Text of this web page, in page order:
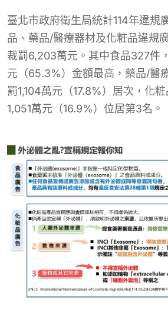
臺北市政府衛生局統計114年違規
品、藥品/醫療器材及化粧品違規
裁罰6,203萬元。其中食品327件
元（65.3%）金額最高，藥品/醫
罰1,104萬元（17.8%）居次，化
1,051萬元（16.9%）位居第3名。